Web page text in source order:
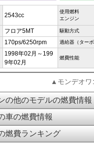
2543cc
使用燃料
エンジン
フロア5MT 駆動方式
170ps/6250rpm 過給器（ターボ
1998年02月～199
9年02月
燃費性能
▲モンデオワ
の他のモデルの燃費情報
車の燃費情報
燃費ランキング